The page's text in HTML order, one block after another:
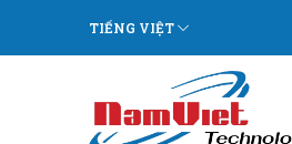
TIẾNG VIỆT